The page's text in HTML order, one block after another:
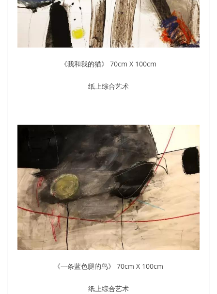
《我和我的猫》 70cm X 100cm
纸上综合艺术
《一条蓝色腿的鸟》 70cm X 100cm
纸上综合艺术